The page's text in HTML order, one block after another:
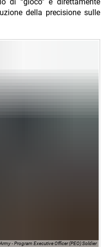
della precisione sulle
- Program Executive Officer (PEO) Soldier